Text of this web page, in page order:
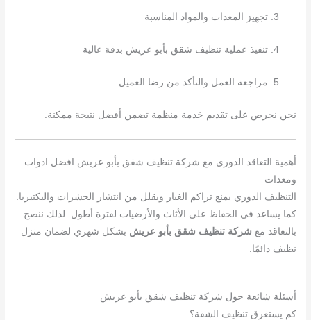
تجهيز المعدات والمواد المناسبة
تنفيذ عملية تنظيف شقق بأبو عريش بدقة عالية
مراجعة العمل والتأكد من رضا العميل
نحن نحرص على تقديم خدمة منظمة تضمن أفضل نتيجة ممكنة.
أهمية التعاقد الدوري مع شركة تنظيف شقق بأبو عريش افضل ادوات
ومعدات
التنظيف الدوري يمنع تراكم الغبار ويقلل من انتشار الحشرات والبكتيريا.
كما يساعد في الحفاظ على الأثاث والأرضيات لفترة أطول. لذلك ننصح
بالتعاقد مع شركة تنظيف شقق بأبو عريش بشكل شهري لضمان منزل
نظيف دائمًا.
أسئلة شائعة حول شركة تنظيف شقق بأبو عريش
كم يستغرق تنظيف الشقة؟